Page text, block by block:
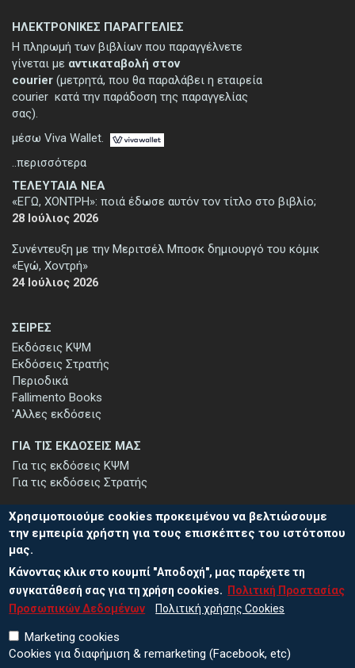
ΣΕΙΡΕΣ
Εκδόσεις ΚΨΜ
Εκδόσεις Στρατής
Περιοδικά
Fallimento Books
'Αλλες εκδόσεις
ΤΕΛΕΥΤΑΙΑ ΝΕΑ
«ΕΓΩ, ΧΟΝΤΡΗ»: ποιά έδωσε αυτόν τον τίτλο στο βιβλίο;
28 Ιούλιος 2026
Συνέντευξη με την Μεριτσέλ Μποσκ δημιουργό του κόμικ
«Εγώ, Χοντρή»
24 Ιούλιος 2026
ΓΙΑ ΤΙΣ ΕΚΔΟΣΕΙΣ ΜΑΣ
Για τις εκδόσεις ΚΨΜ
Για τις εκδόσεις Στρατής
ΗΛΕΚΤΡΟΝΙΚΕΣ ΠΑΡΑΓΓΕΛΙΕΣ
Η πληρωμή των βιβλίων που παραγγέλνετε
γίνεται με αντικαταβολή στον
courier (μετρητά, που θα παραλάβει η εταιρεία
courier κατά την παράδοση της παραγγελίας
σας).
μέσω Viva Wallet.
..περισσότερα
ΕΓΓΡΑΦΗ ΣΤΟ ΕΝΗΜΕΡΩΤΙΚΟ ΔΕΛΤΙΟ
Μείνετε ενημερωμένοι για τις νέες εκδόσεις μας και τις εκδηλώσεις
μας - εγγραφείτε στο ενημερωτικό μας δελτίο.
Χρησιμοποιούμε cookies προκειμένου να βελτιώσουμε
την εμπειρία χρήστη για τους επισκέπτες του ιστότοπου
μας.
Κάνοντας κλικ στο κουμπί "Αποδοχή", μας παρέχετε τη
συγκατάθεσή σας για τη χρήση cookies.
Πολιτική Προστασίας
Προσωπικών Δεδομένων
Πολιτική χρήσης Cookies
Marketing cookies
Cookies για διαφήμιση & remarketing (Facebook, etc)